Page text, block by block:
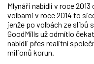
Mlynáři nabídli v roce
volbami v roce 2014 to
jenže po volbách ze slibů
GoodMills už odmítlo
nabídli přes realitní
milionů korun.